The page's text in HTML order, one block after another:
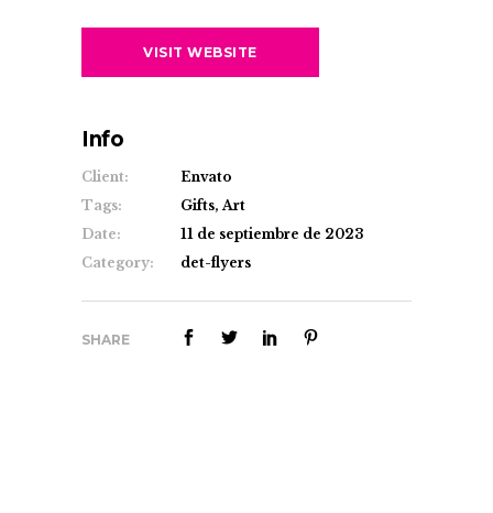
VISIT WEBSITE
Info
Client:
Envato
Tags:
Gifts, Art
Date:
11 de septiembre de 2023
Category:
det-flyers
SHARE